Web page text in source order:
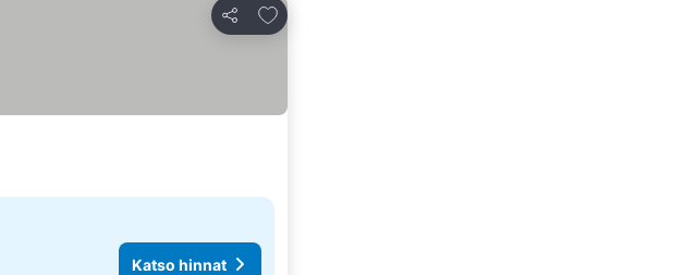
Jaa
Lisää suosikkeihin
Katso hinnat